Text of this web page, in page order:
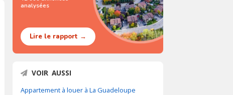
analysées
Lire le rapport →
VOIR AUSSI
Appartement à louer à La Guadeloupe